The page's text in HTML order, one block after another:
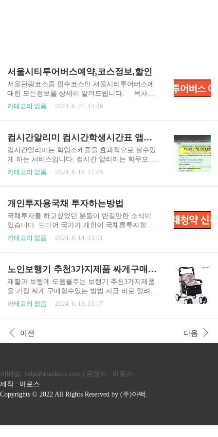
서울시티투어버스예약,코스정보,할인
서울관광코스중 필수코스인 서울시티투어버스에
대한 모든정보를 상세히 알려드립니다. 목차서
울시티버스 예약바로가기 서울시티버스는 크게2
스종류별 코스내용 서울타이거버스 도심고궁남산
>>야경코스>>도심고궁남산+서울타워전망대 코스
노랑풍선 서울시티버스 전통문화코스>> 야간운행
코스>>전통문화코스+ 남산케이블카 코스 서울타
이거버스 예약하기 서울시티투어 노랑풍선 버스
사동등을 방문할수있습니다. 야경코스 1일1회만
운영하는 야경코스는 출발40분전에부터 탑승할수
있습니다. 야경코스는 ..
카테고리 없음 2024. 6. 21. 15:26
컴시간알리미 컴시간학생시간표 앱다운로드및 사용방법
컴시간알리미는 학업스케쥴을 효과적으로 볼수있
게 하는 서비스입니다. 컴시간 알리미는 학무모, 학
생, 교사가 사용을 하게 되는데요. 아래 컴시간알리
알리미 홈페이지 바로가기컴시간알리미 공식앱 다
운로드컴시간알리미앱은 학생용 버전과 교사용버
전으로 나누어 집니다. 안드로이드 사용자및 아이
폰 사용자분들모두 사용이가능하니 아래에서 다운
로드후 사용하시면 됩니다. 컴시간알리미 학생용
자 컴시간알리미 바로가기컴퓨터를 통해서 컴시간
알리미를 사용하고 싶으신분들은 아래 공식사이트
를 통해..
카테고리 없음 2024. 6. 19. 12:05
개인투자용국채 투자하는방법
국채투자를 하고싶었던 분들이 반길만한 소식이
있습니다. 드디어 국가가 개인이 국채를투자할수
있게 개인투자용국채를 발행합니다. 24년도에는
과연 얼마 투자해서 얼마벌수있는지 궁금하실겁니
다. 아래표의 투자예상사례를 통해서 확인해 보실
수있습니다. 국채투자청약하는 방법나라에서
지정한 투자기관인 미래에셋증권에서 청약을 할수
있습니다. 첫번째로 미래에셋증권에서 전용계좌
온라인으로 청약신청을 통해 국채투자를 하실수있
는데 온라인청약신청을 추천드립니다. 계좌개설
카테고리 없음 2024. 6. 14. 13:01
노인보행기 추천3가지제품 싸게구매하기
재활과 보행에 도움을주는 보행기 추천3가지제품
을 가장 싸게 구매할수있는 방법 지금 바로 알려드
립니다. 추천3가지제품 확인하고 바로 구매하실수
품입니다. 그중에서도 코와브랜드 노인복지용구제
조로 유명한 브랜드입니다. 우리나라보다 더빨리
다. 보행기 뒤쪽에는 큰가방이 있어서 용품을 넣고
다니기 편리합니다. 브레이크성능도 좋아 긴급하
게 제동을 해야하는경우에도 잘제동이 됩니다. 보
카테고리 없음 2024. 6. 13. 13:17
이전 다음
이메일: help@abaeksite.com | 운영자 : 아로스
제작 : 아로스
Copyrights © 2022 All Rights Reserved by (주)아백.